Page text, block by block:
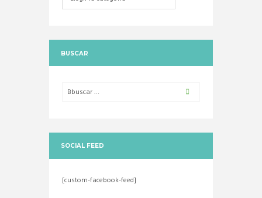
BUSCAR
SOCIAL FEED
[custom-facebook-feed]